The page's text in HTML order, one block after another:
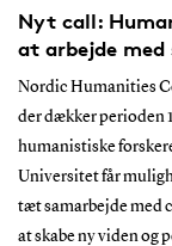
Nyt call:
at arbejde
Nordic Humanities
der dækker perioden
humanistiske
Universitet får
tæt samarbejde med
at skabe ny viden og